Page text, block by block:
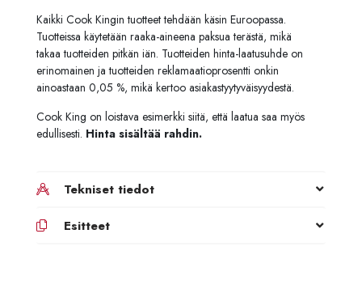
Kaikki Cook Kingin tuotteet tehdään käsin Euroopassa.
Tuotteissa käytetään raaka-aineena paksua terästä, mikä
takaa tuotteiden pitkän iän. Tuotteiden hinta-laatusuhde on
erinomainen ja tuotteiden reklamaatioprosentti onkin
ainoastaan 0,05 %, mikä kertoo asiakastyytyväisyydestä.
Cook King on loistava esimerkki siitä, että laatua saa myös
edullisesti. Hinta sisältää rahdin.
Tekniset tiedot
Esitteet